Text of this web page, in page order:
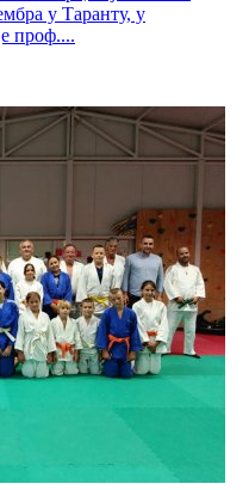
у Таранту, у
проф....